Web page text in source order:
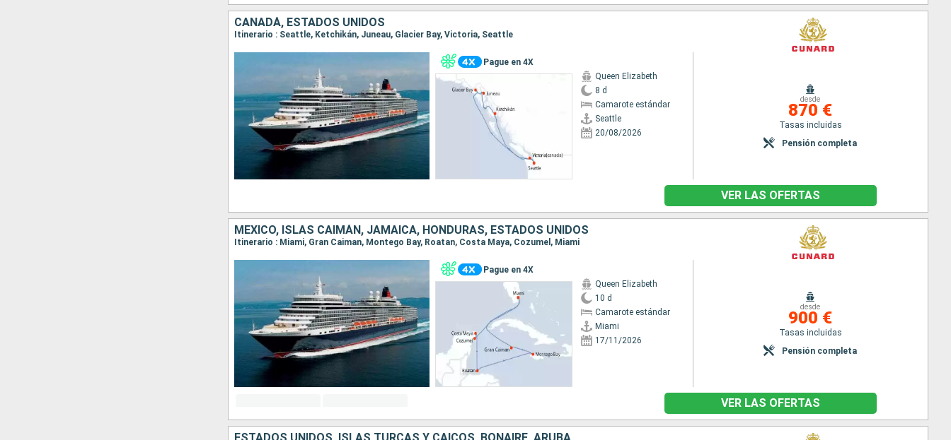
CANADÁ, ESTADOS UNIDOS
Itinerario : Seattle, Ketchikán, Juneau, Glacier Bay, Victoria, Seattle
Pague en 4X
Queen Elizabeth
8 d
Camarote estándar
Seattle
20/08/2026
desde
870 €
Tasas incluidas
Pensión completa
VER LAS OFERTAS
MÉXICO, ISLAS CAIMÁN, JAMAICA, HONDURAS, ESTADOS UNIDOS
Itinerario : Miami, Gran Caiman, Montego Bay, Roatan, Costa Maya, Cozumel, Miami
Pague en 4X
Queen Elizabeth
10 d
Camarote estándar
Miami
17/11/2026
desde
900 €
Tasas incluidas
Pensión completa
VER LAS OFERTAS